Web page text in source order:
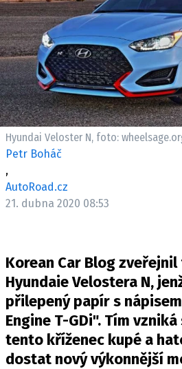
TECHNIKA
EKONOMIKA
ČESKÝ TRH
TUNING
PROFI
ELEKTRO
TISKOVKY
ROZHOVORY
DAKAR
Z DOMOVA
ZE SVĚTA
Hyundai Veloster N, foto:
Petr Boháč
,
AutoRoad.cz
21. dubna 2020 08:53
Korean Car Blog
Hyundaie Velostera N,
přilepený papír s
Engine T-GDi". Tím
tento kříženec kupé a
dostat nový výkonnější